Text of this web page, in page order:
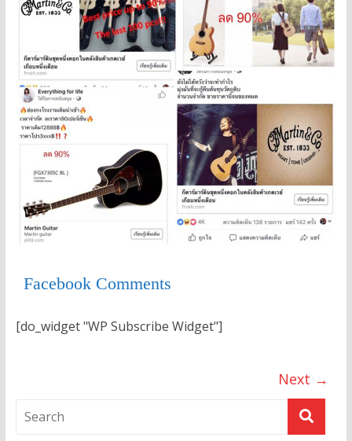
Facebook Comments
[do_widget "WP Subscribe Widget"]
Next →